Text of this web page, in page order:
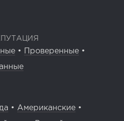
• Проверенные •
• Американские •